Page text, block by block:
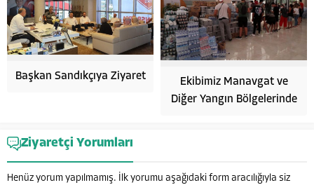
Başkan Sandıkçıya Ziyaret
Ekibimiz Manavgat ve
Diğer Yangın Bölgelerinde
Ziyaretçi Yorumları
Henüz yorum yapılmamış. İlk yorumu aşağıdaki form aracılığıyla siz